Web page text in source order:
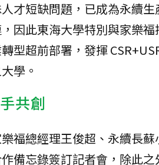
才短缺問題，已成為永續
因此東海大學特別與家樂
型超前部署，發揮
學。
共創
福總經理王俊超、永續長
備忘錄簽訂記者會，除此